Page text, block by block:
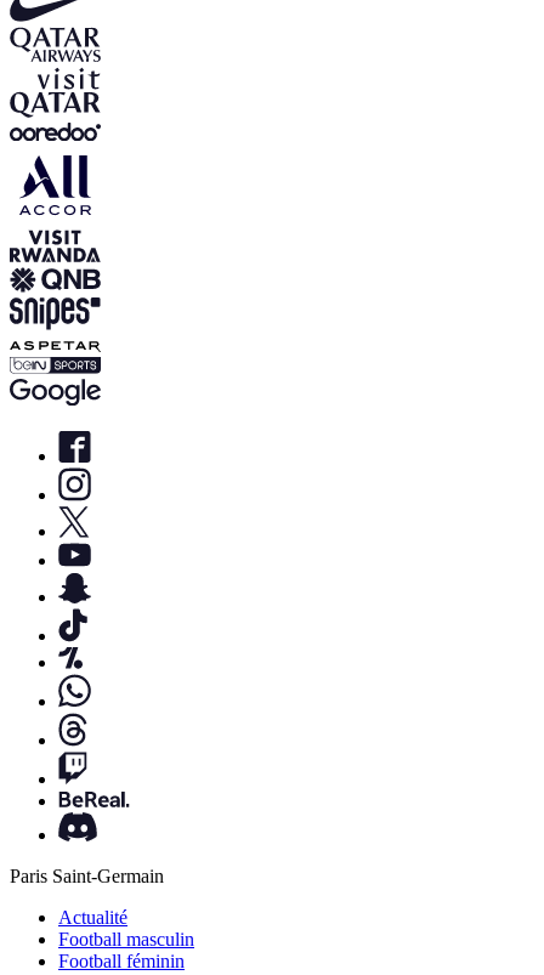
Paris Saint-Germain
Actualité
Football masculin
Football féminin